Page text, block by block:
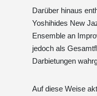
Darüber hinaus
Yoshihides New
Ensemble an
jedoch als
Darbietungen
Auf diese Weise